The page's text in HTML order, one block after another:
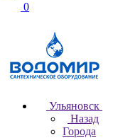
0
Ульяновск
Назад
Города